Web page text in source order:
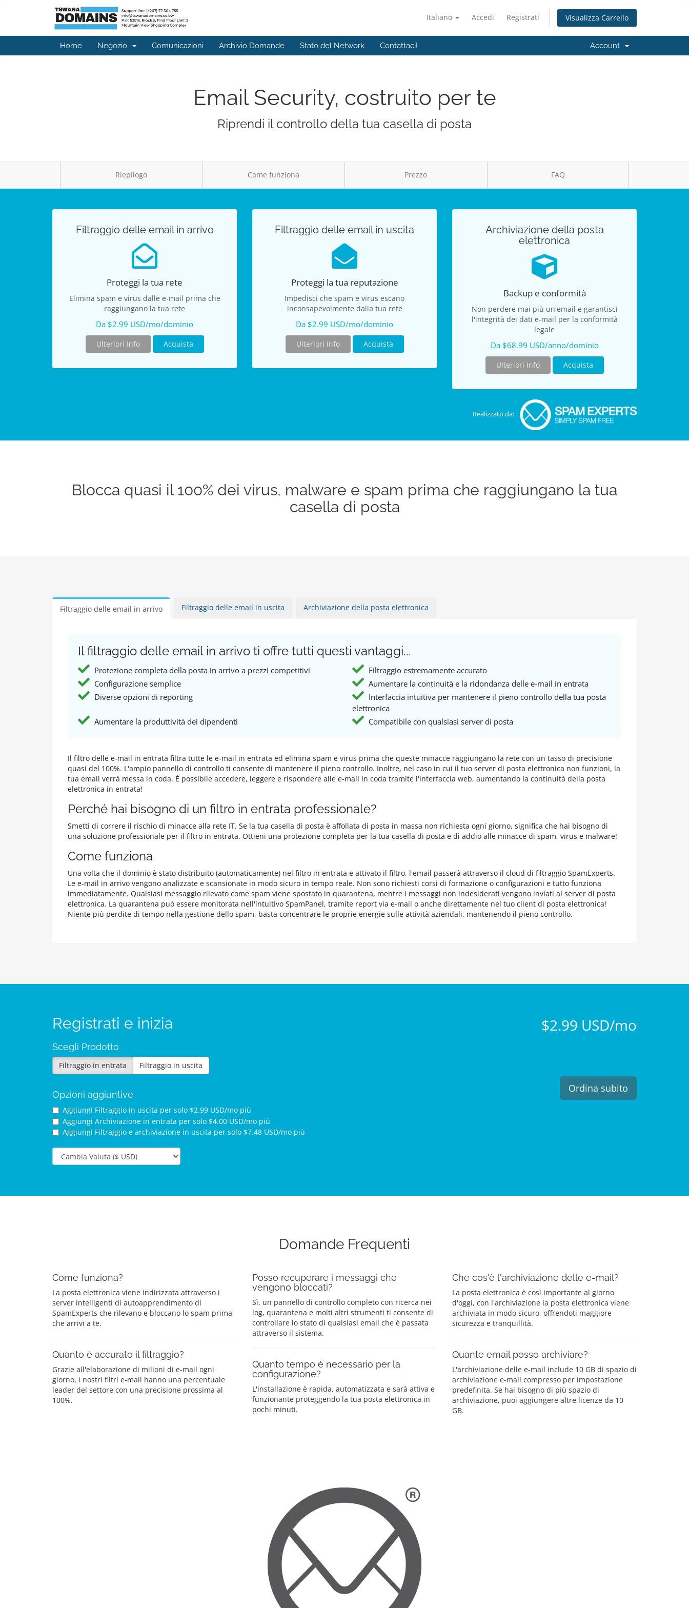
Italiano Accedi Registrati Visualizza Carrello
Home Negozio Comunicazioni Archivio Domande Stato del Network Contattaci! Account
Email Security, costruito per te
Riprendi il controllo della tua casella di posta
Riepilogo Come funziona Prezzo FAQ
Filtraggio delle email in arrivo
Proteggi la tua rete
Elimina spam e virus dalle e-mail prima che
raggiungano la tua rete
Da $2.99 USD/mo/dominio
Ulteriori Info Acquista
Filtraggio delle email in uscita
Proteggi la tua reputazione
Impedisci che spam e virus escano
inconsapevolmente dalla tua rete
Da $2.99 USD/mo/dominio
Ulteriori Info Acquista
Archiviazione della posta
elettronica
Backup e conformità
Non perdere mai più un'email e garantisci
l'integrità dei dati e-mail per la conformità
legale
Da $68.99 USD/anno/dominio
Ulteriori Info Acquista
Realizzato da:
Blocca quasi il 100% dei virus, malware e spam prima che raggiungano la tua
casella di posta
Filtraggio delle email in arrivo Filtraggio delle email in uscita Archiviazione della posta elettronica
Il filtraggio delle email in arrivo ti offre tutti questi vantaggi...
Protezione completa della posta in arrivo a prezzi competitivi
Filtraggio estremamente accurato
Configurazione semplice
Aumentare la continuità e la ridondanza delle e-mail in entrata
Diverse opzioni di reporting
Interfaccia intuitiva per mantenere il pieno controllo della tua posta
elettronica
Aumentare la produttività dei dipendenti
Compatibile con qualsiasi server di posta
Il filtro delle e-mail in entrata filtra tutte le e-mail in entrata ed elimina spam e virus prima che queste minacce raggiungano la rete con un tasso di precisione
quasi del 100%. L'ampio pannello di controllo ti consente di mantenere il pieno controllo. Inoltre, nel caso in cui il tuo server di posta elettronica non funzioni, la
tua email verrà messa in coda. È possibile accedere, leggere e rispondere alle e-mail in coda tramite l'interfaccia web, aumentando la continuità della posta
elettronica in entrata!
Perché hai bisogno di un filtro in entrata professionale?
Smetti di correre il rischio di minacce alla rete IT. Se la tua casella di posta è affollata di posta in massa non richiesta ogni giorno, significa che hai bisogno di
una soluzione professionale per il filtro in entrata. Ottieni una protezione completa per la tua casella di posta e dì addio alle minacce di spam, virus e malware!
Come funziona
Una volta che il dominio è stato distribuito (automaticamente) nel filtro in entrata e attivato il filtro, l'email passerà attraverso il cloud di filtraggio SpamExperts.
Le e-mail in arrivo vengono analizzate e scansionate in modo sicuro in tempo reale. Non sono richiesti corsi di formazione o configurazioni e tutto funziona
immediatamente. Qualsiasi messaggio rilevato come spam viene spostato in quarantena, mentre i messaggi non indesiderati vengono inviati al server di posta
elettronica. La quarantena può essere monitorata nell'intuitivo SpamPanel, tramite report via e-mail o anche direttamente nel tuo client di posta elettronica!
Niente più perdite di tempo nella gestione dello spam, basta concentrare le proprie energie sulle attività aziendali, mantenendo il pieno controllo.
Registrati e inizia
Scegli Prodotto
Filtraggio in entrata Filtraggio in uscita
Opzioni aggiuntive
Aggiungi Filtraggio in uscita per solo $2.99 USD/mo più
Aggiungi Archiviazione in entrata per solo $4.00 USD/mo più
Aggiungi Filtraggio e archiviazione in uscita per solo $7.48 USD/mo più
$2.99 USD/mo
Ordina subito
Domande Frequenti
Come funziona?
La posta elettronica viene indirizzata attraverso i
server intelligenti di autoapprendimento di
SpamExperts che rilevano e bloccano lo spam prima
che arrivi a te.
Quanto è accurato il filtraggio?
Grazie all'elaborazione di milioni di e-mail ogni
giorno, i nostri filtri e-mail hanno una percentuale
leader del settore con una precisione prossima al
100%.
Posso recuperare i messaggi che
vengono bloccati?
Sì, un pannello di controllo completo con ricerca nei
log, quarantena e molti altri strumenti ti consente di
controllare lo stato di qualsiasi email che è passata
attraverso il sistema.
Quanto tempo è necessario per la
configurazione?
L'installazione è rapida, automatizzata e sarà attiva e
funzionante proteggendo la tua posta elettronica in
pochi minuti.
Che cos'è l'archiviazione delle e-mail?
La posta elettronica è così importante al giorno
d'oggi, con l'archiviazione la posta elettronica viene
archiviata in modo sicuro, offrendoti maggiore
sicurezza e tranquillità.
Quante email posso archiviare?
L'archiviazione delle e-mail include 10 GB di spazio di
archiviazione e-mail compresso per impostazione
predefinita. Se hai bisogno di più spazio di
archiviazione, puoi aggiungere altre licenze da 10
GB.